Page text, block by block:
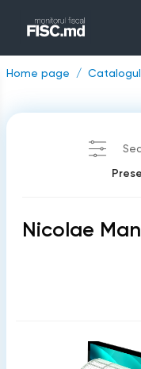
Home page
Nicolae